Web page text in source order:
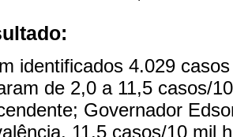
identificados 4.029
de 2,0 a 11,5 casos/
Governador
11,5 casos/10 mil